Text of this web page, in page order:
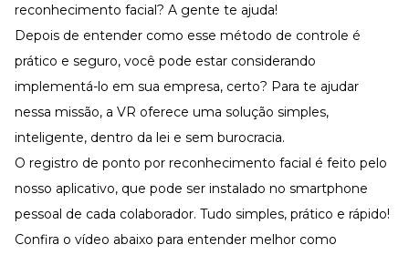
reconhecimento facial? A gente te ajuda!
Depois de entender como esse método de controle é
prático e seguro, você pode estar considerando
implementá-lo em sua empresa, certo? Para te ajudar
nessa missão, a VR oferece uma solução simples,
inteligente, dentro da lei e sem burocracia.
O registro de ponto por reconhecimento facial é feito pelo
nosso aplicativo, que pode ser instalado no smartphone
pessoal de cada colaborador. Tudo simples, prático e rápido!
Confira o vídeo abaixo para entender melhor como